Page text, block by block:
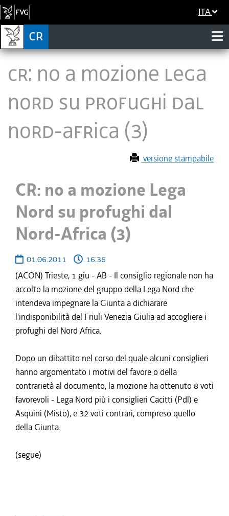
ITA
CR: no a mozione Lega
Nord su profughi dal
Nord-Africa (3)
versione stampabile
CR: no a mozione Lega
Nord su profughi dal
Nord-Africa (3)
01.06.2011
16:36
(ACON) Trieste, 1 giu - AB - Il consiglio regionale non ha
accolto la mozione del gruppo della Lega Nord che
intendeva impegnare la Giunta a dichiarare
l'indisponibilità del Friuli Venezia Giulia ad accogliere i
profughi del Nord Africa.
Dopo un dibattito nel corso del quale alcuni consiglieri
hanno argomentato i motivi del favore o della
contrarietà al documento, la mozione ha ottenuto 8 voti
favorevoli - Lega Nord più i consiglieri Cacitti (Pdl) e
Asquini (Misto), e 32 voti contrari, compreso quello
della Giunta.
(segue)